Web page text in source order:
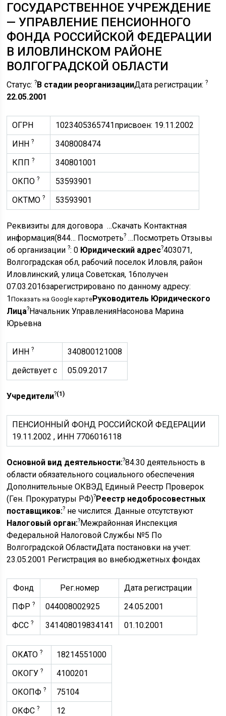
ГОСУДАРСТВЕННОЕ УЧРЕЖДЕНИЕ
— УПРАВЛЕНИЕ ПЕНСИОННОГО
ФОНДА РОССИЙСКОЙ ФЕДЕРАЦИИ
В ИЛОВЛИНСКОМ РАЙОНЕ
ВОЛГОГРАДСКОЙ ОБЛАСТИ
Статус:?В стадии реорганизацииДата регистрации:?
22.05.2001
ОГРН 1023405365741присвоен: 19.11.2002
ИНН?
3408008474
КПП?
340801001
ОКПО?
53593901
ОКТМО? 53593901
Реквизиты для договора …Скачать Контактная
информация(844… Посмотреть? …Посмотреть Отзывы
об организации?: 0 Юридический адрес?403071,
Волгоградская обл, рабочий поселок Иловля, район
Иловлинский, улица Советская, 16получен
07.03.2016зарегистрировано по данному адресу:
1Показать на Google картеРуководитель Юридического
Лица?Начальник УправленияНасонова Марина
Юрьевна
ИНН?
340800121008
действует с
05.09.2017
Учредители?(1)
ПЕНСИОННЫЙ ФОНД РОССИЙСКОЙ ФЕДЕРАЦИИ
19.11.2002 , ИНН 7706016118
Основной вид деятельности:?84.30 деятельность в
области обязательного социального обеспечения
Дополнительные ОКВЭД Единый Реестр Проверок
(Ген. Прокуратуры РФ)?Реестр недобросовестных
поставщиков:? не числится. Данные отсутствуют
Налоговый орган:?Межрайонная Инспекция
Федеральной Налоговой Службы №5 По
Волгоградской ОбластиДата постановки на учет:
23.05.2001 Регистрация во внебюджетных фондах
Фонд Рег.номер
Дата регистрации
ПФР? 044008002925
24.05.2001
ФСС? 341408019834141 01.10.2001
ОКАТО?
18214551000
ОКОГУ?
4100201
ОКОПФ?
75104
ОКФС? 12